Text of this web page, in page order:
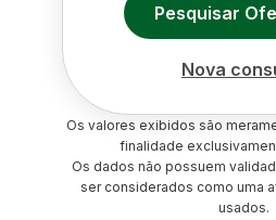
Pesquisar
Nova
Os valores exibidos são
finalidade
Os dados não possuem
ser considerados como uma
usados.